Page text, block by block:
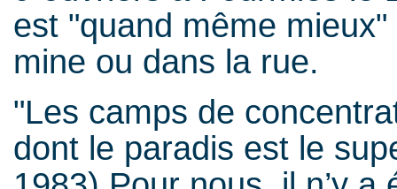
est "quand même
mine ou dans la rue.
"Les camps de
dont le paradis est le